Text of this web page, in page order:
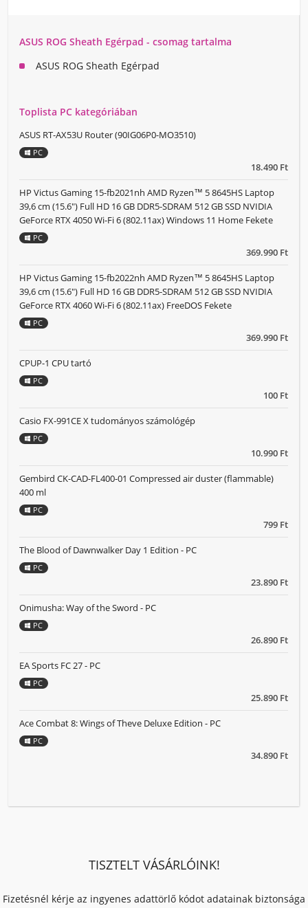
ASUS ROG Sheath Egérpad - csomag tartalma
ASUS ROG Sheath Egérpad
Toplista PC kategóriában
18.490 Ft
ASUS RT-AX53U Router (90IG06P0-MO3510)
PC
369.990 Ft
HP Victus Gaming 15-fb2021nh AMD Ryzen™ 5 8645HS Laptop
39,6 cm (15.6") Full HD 16 GB DDR5-SDRAM 512 GB SSD NVIDIA
GeForce RTX 4050 Wi-Fi 6 (802.11ax) Windows 11 Home Fekete
PC
369.990 Ft
HP Victus Gaming 15-fb2022nh AMD Ryzen™ 5 8645HS Laptop
39,6 cm (15.6") Full HD 16 GB DDR5-SDRAM 512 GB SSD NVIDIA
GeForce RTX 4060 Wi-Fi 6 (802.11ax) FreeDOS Fekete
PC
100 Ft
CPUP-1 CPU tartó
PC
10.990 Ft
Casio FX-991CE X tudományos számológép
PC
799 Ft
Gembird CK-CAD-FL400-01 Compressed air duster (flammable)
400 ml
PC
23.890 Ft
The Blood of Dawnwalker Day 1 Edition - PC
PC
26.890 Ft
Onimusha: Way of the Sword - PC
PC
25.890 Ft
EA Sports FC 27 - PC
PC
34.890 Ft
Ace Combat 8: Wings of Theve Deluxe Edition - PC
PC
TISZTELT VÁSÁRLÓINK!
Fizetésnél kérje az ingyenes adattörlő kódot adatainak biztonsága